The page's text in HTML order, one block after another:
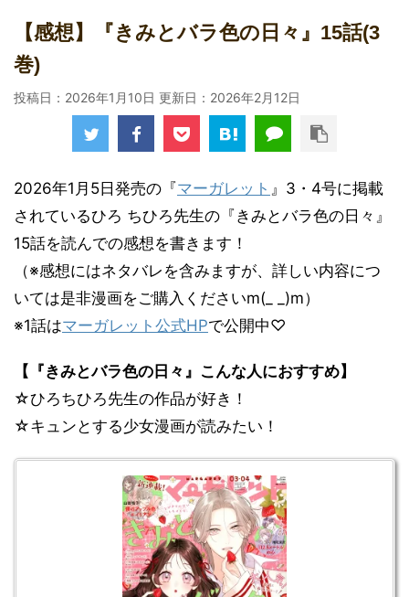
【感想】『きみとバラ色の日々』15話(3
巻)
投稿日：2026年1月10日 更新日： 2026年2月12日
2026年1月5日発売の『マーガレット 』3・4号に掲載
されているひろ ちひろ先生の『きみとバラ色の日々』
15話を読んでの感想を書きます！
（※感想にはネタバレを含みますが、詳しい内容につ
いては是非漫画をご購入くださいm(_ _)m）
※1話はマーガレット公式HPで公開中♡
【『きみとバラ色の日々』こんな人におすすめ】
☆ひろちひろ先生の作品が好き！
☆キュンとする少女漫画が読みたい！